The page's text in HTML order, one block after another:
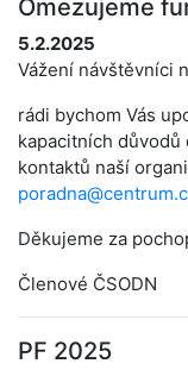
Omezujeme
5.2.2025
Vážení návštěvníci
rádi bychom Vás
kapacitních
kontaktů naší
Děkujeme za
Členové ČSODN
PF 2025